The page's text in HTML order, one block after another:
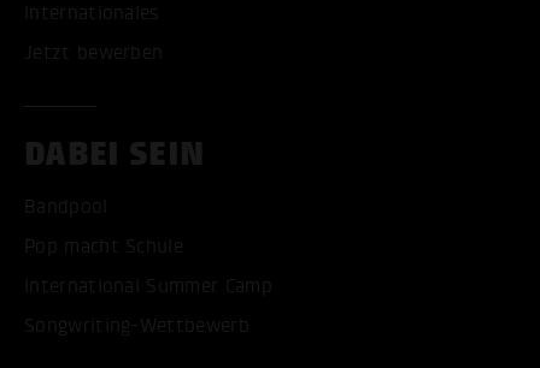
Internationales
Jetzt bewerben
DABEI SEIN
Bandpool
Pop macht Schule
International Summer Camp
Songwriting-Wettbewerb